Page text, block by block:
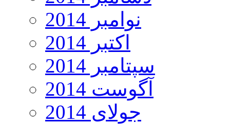
نوامبر 2014
اکتبر 2014
سپتامبر 2014
آگوست 2014
جولای 2014